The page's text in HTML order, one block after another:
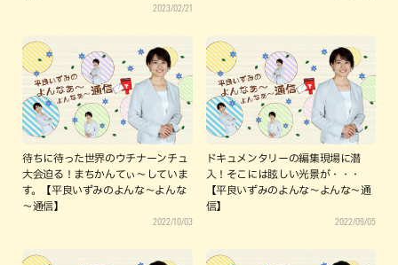
2023/02/21
待ちに待った世界のウチナーンチュ
大会迫る！まちかんてぃ～していま
す。【平良いずみのよんな～よんな
～通信】
2022/10/03
ドキュメンタリーの編集現場に潜
入！そこには眩しい光景が・・・
【平良いずみのよんな～よんな～通
信】
2022/09/05